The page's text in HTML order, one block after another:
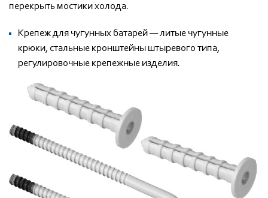
перекрыть мостики холода.
Крепеж для чугунных батарей — литые чугунные
крюки, стальные кронштейны штыревого типа,
регулировочные крепежные изделия.